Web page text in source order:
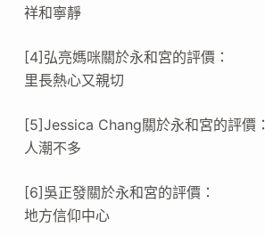
祥和寧靜
[4]弘亮媽咪關於永和宮的評價：
里長熱心又親切
[5]Jessica Chang關於永和宮的評價：
人潮不多
[6]吳正發關於永和宮的評價：
地方信仰中心